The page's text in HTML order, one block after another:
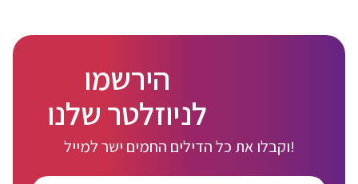
הירשמו
לניוזלטר שלנו
וקבלו את כל הדילים החמים ישר למייל!